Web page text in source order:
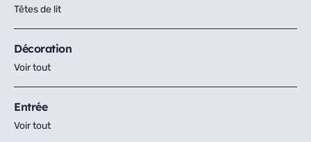
Têtes de lit
Décoration
Voir tout
Entrée
Voir tout